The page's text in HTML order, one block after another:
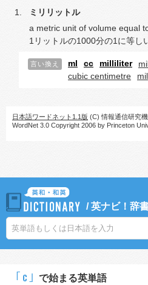
ミリリットル
a metric unit of volume equal
1リットルの1000分の1に等し
言い換え ml cc milliliter
cubic centimetre
mil
日本語ワードネット1.1版 (C) 情報通信研究
WordNet 3.0 Copyright 2006 by Princeton
/英ナビ！辞
｢c｣ で始まる英単語